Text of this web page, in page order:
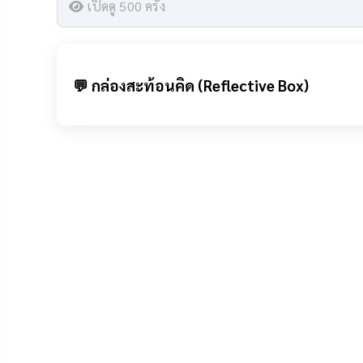
เปิดดู 500 ครั้ง
💬 กล่องสะท้อนคิด (Reflective Box)